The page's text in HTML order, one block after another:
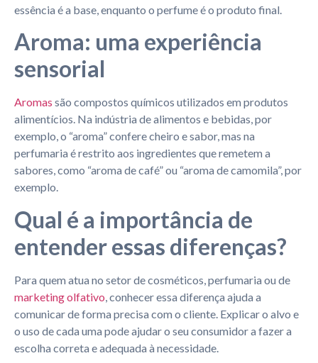
essência é a base, enquanto o perfume é o produto final.
Aroma: uma experiência
sensorial
Aromas são compostos químicos utilizados em produtos
alimentícios. Na indústria de alimentos e bebidas, por
exemplo, o “aroma” confere cheiro e sabor, mas na
perfumaria é restrito aos ingredientes que remetem a
sabores, como “aroma de café” ou “aroma de camomila”, por
exemplo.
Qual é a importância de
entender essas diferenças?
Para quem atua no setor de cosméticos, perfumaria ou de
marketing olfativo , conhecer essa diferença ajuda a
comunicar de forma precisa com o cliente. Explicar o alvo e
o uso de cada uma pode ajudar o seu consumidor a fazer a
escolha correta e adequada à necessidade.